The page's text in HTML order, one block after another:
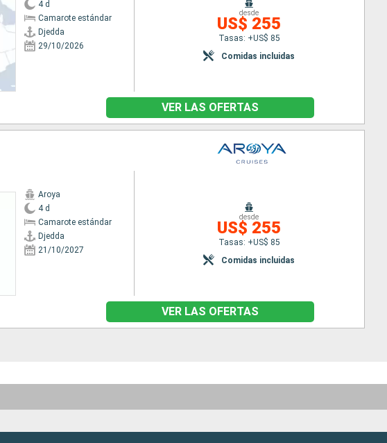
4 d
Camarote estándar
Djedda
29/10/2026
desde
US$ 255
Tasas: +US$ 85
Comidas incluidas
VER LAS OFERTAS
Aroya
4 d
Camarote estándar
Djedda
21/10/2027
desde
US$ 255
Tasas: +US$ 85
Comidas incluidas
VER LAS OFERTAS